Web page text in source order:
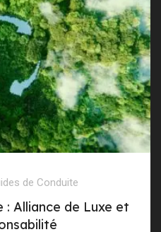
de Conduite
: Alliance de Luxe et